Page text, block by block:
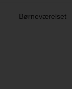
Børneværelset